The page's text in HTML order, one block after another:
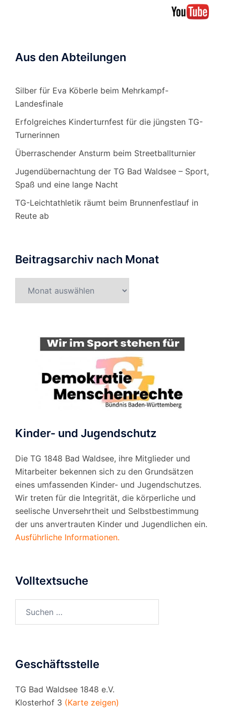
Aus den Abteilungen
Silber für Eva Köberle beim Mehrkampf-
Landesfinale
Erfolgreiches Kinderturnfest für die jüngsten TG-
Turnerinnen
Überraschender Ansturm beim Streetballturnier
Jugendübernachtung der TG Bad Waldsee – Sport,
Spaß und eine lange Nacht
TG-Leichtathletik räumt beim Brunnenfestlauf in
Reute ab
Beitragsarchiv nach Monat
Kinder- und Jugendschutz
Die TG 1848 Bad Waldsee, ihre Mitglieder und
Mitarbeiter bekennen sich zu den Grundsätzen
eines umfassenden Kinder- und Jugendschutzes.
Wir treten für die Integrität, die körperliche und
seelische Unversehrtheit und Selbstbestimmung
der uns anvertrauten Kinder und Jugendlichen ein.
Ausführliche Informationen.
Volltextsuche
nach:
Geschäftsstelle
TG Bad Waldsee 1848 e.V.
Klosterhof 3 (Karte zeigen)